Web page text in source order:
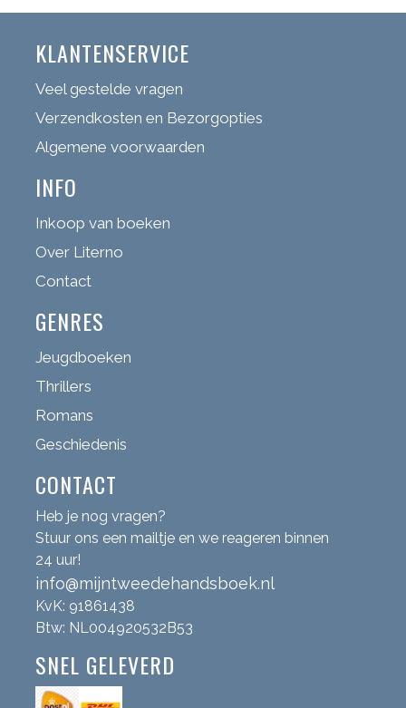
KLANTENSERVICE
Veel gestelde vragen
Verzendkosten en Bezorgopties
Algemene voorwaarden
INFO
Inkoop van boeken
Over Literno
Contact
GENRES
Jeugdboeken
Thrillers
Romans
Geschiedenis
CONTACT
Heb je nog vragen?
Stuur ons een mailtje en we reageren binnen
24 uur!
info@mijntweedehandsboek.nl
KvK: 91861438
Btw: NL004920532B53
SNEL GELEVERD